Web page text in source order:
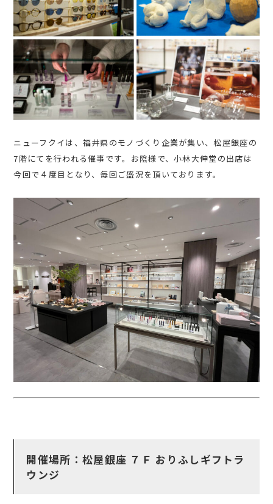
ニューフクイは、福井県のモノづくり企業が集い、松屋銀座の
7階にてを行われる催事です。お陰様で、小林大伸堂の出店は
今回で４度目となり、毎回ご盛況を頂いております。
開催場所：松屋銀座 ７Ｆ おりふしギフトラ
ウンジ